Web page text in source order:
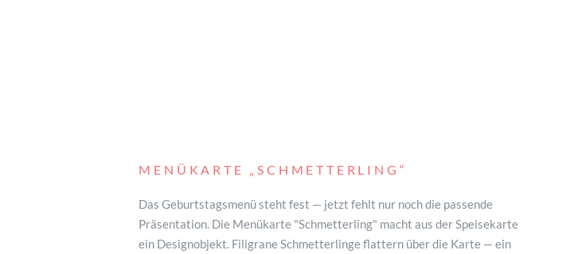
MENÜKARTE „SCHMETTERLING“
Das Geburtstagsmenü steht fest — jetzt fehlt nur noch die passende
Präsentation. Die Menükarte "Schmetterling" macht aus der Speisekarte
ein Designobjekt. Filigrane Schmetterlinge flattern über die Karte — ein